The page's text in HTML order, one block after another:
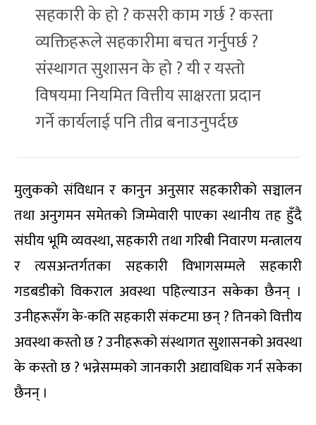
सहकारी के हो ? कसरी काम गर्छ ? कस्ता
व्यक्तिहरूले सहकारीमा बचत गर्नुपर्छ ?
संस्थागत सुशासन के हो ? यी र यस्तो
विषयमा नियमित वित्तीय साक्षरता प्रदान
गर्ने कार्यलाई पनि तीव्र बनाउनुपर्दछ
मुलुकको संविधान र कानुन अनुसार सहकारीको सञ्चालन
तथा अनुगमन समेतको जिम्मेवारी पाएका स्थानीय तह हुँदै
संघीय भूमि व्यवस्था, सहकारी तथा गरिबी निवारण मन्त्रालय
र त्यसअन्तर्गतका सहकारी विभागसम्मले सहकारी
गडबडीको विकराल अवस्था पहिल्याउन सकेका छैनन् ।
उनीहरूसँग के-कति सहकारी संकटमा छन् ? तिनको वित्तीय
अवस्था कस्तो छ ? उनीहरूको संस्थागत सुशासनको अवस्था
के कस्तो छ ? भन्नेसम्मको जानकारी अद्यावधिक गर्न सकेका
छैनन् ।